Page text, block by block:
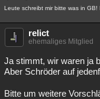
Leute schreibt mir bitte was in GB!
relict
ehemaliges Mitglied
Ja stimmt, wir waren ja
Aber Schröder auf
Bitte um weitere